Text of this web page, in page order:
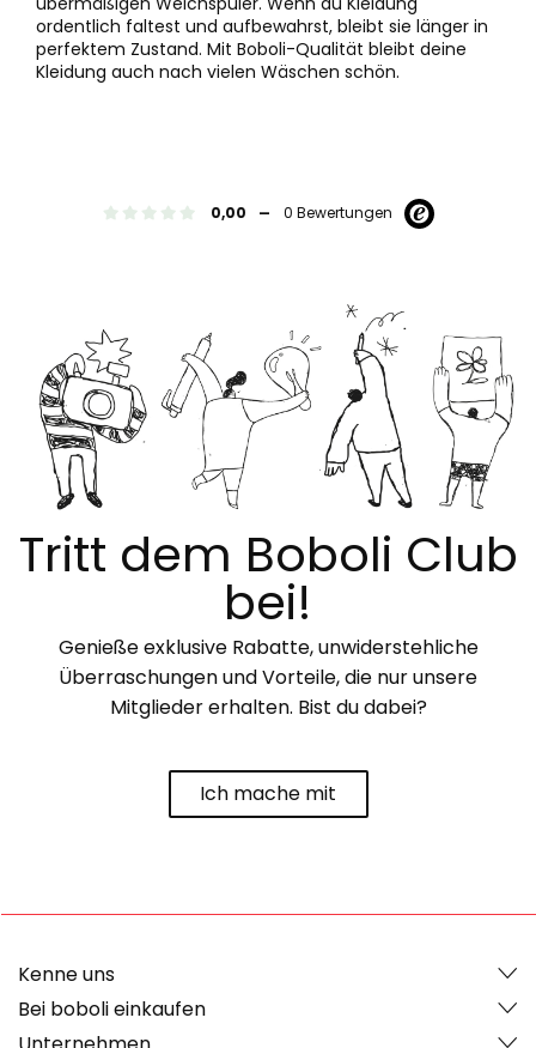
ordentlich faltest und aufbewahrst, bleibt sie länger in
perfektem Zustand. Mit Boboli-Qualität bleibt deine
Kleidung auch nach vielen Wäschen schön.
0,00 - 0 Bewertungen
Tritt dem Boboli Club
bei!
Genieße exklusive Rabatte, unwiderstehliche
Überraschungen und Vorteile, die nur unsere
Mitglieder erhalten. Bist du dabei?
Ich mache mit
Kenne uns
Bei boboli einkaufen